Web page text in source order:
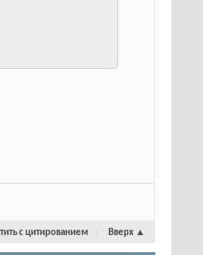
с цитированием Вверх ▲